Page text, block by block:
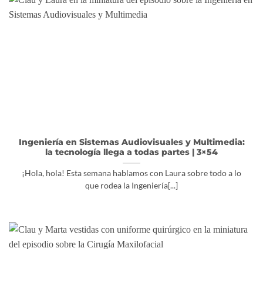
Ingeniería en Sistemas Audiovisuales y Multimedia:
la tecnología llega a todas partes | 3×54
¡Hola, hola! Esta semana hablamos con Laura sobre todo a lo
que rodea la Ingeniería[...]